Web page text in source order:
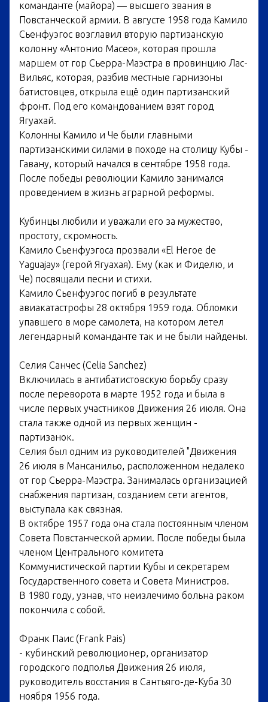
команданте (майора) — высшего звания в
Повстанческой армии. В августе 1958 года Камило
Сьенфуэгос возглавил вторую партизанскую
колонну «Антонио Масео», которая прошла
маршем от гор Сьерра-Маэстра в провинцию Лас-
Вильяс, которая, разбив местные гарнизоны
батистовцев, открыла ещё один партизанский
фронт. Под его командованием взят город
Ягуахай.
Колонны Камило и Че были главными
партизанскими силами в походе на столицу Кубы -
Гавану, который начался в сентябре 1958 года.
После победы революции Камило занимался
проведением в жизнь аграрной реформы.
Кубинцы любили и уважали его за мужество,
простоту, скромность.
Камило Сьенфуэгоса прозвали «El Heroe de
Yaguajay» (герой Ягуахая). Ему (как и Фиделю, и
Че) посвящали песни и стихи.
Камило Сьенфуэгос погиб в результате
авиакатастрофы 28 октября 1959 года. Обломки
упавшего в море самолета, на котором летел
легендарный команданте так и не были найдены.
Селия Санчес (Celia Sanchez)
Включилась в антибатистовскую борьбу сразу
после переворота в марте 1952 года и была в
числе первых участников Движения 26 июля. Она
стала также одной из первых женщин -
партизанок.
Селия был одним из руководителей "Движения
26 июля в Мансанильо, расположенном недалеко
от гор Сьерра-Маэстра. Занималась организацией
снабжения партизан, созданием сети агентов,
выступала как связная.
В октябре 1957 года она стала постоянным членом
Совета Повстанческой армии. После победы была
членом Центрального комитета
Коммунистической партии Кубы и секретарем
Государственного совета и Совета Министров.
В 1980 году, узнав, что неизлечимо больна раком
покончила с собой.
Франк Паис (Frank Pais)
- кубинский революционер, организатор
городского подполья Движения 26 июля,
руководитель восстания в Сантьяго-де-Куба 30
ноября 1956 года.